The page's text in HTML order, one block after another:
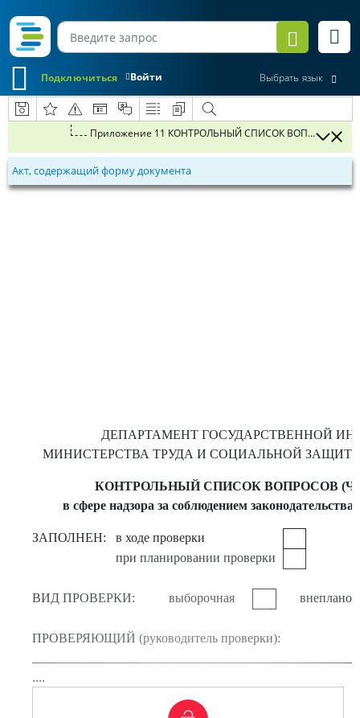
Войти
Подключиться Выбрать язык
Акт, содержащий форму документа
ДЕПАРТАМЕНТ ГОСУДАРСТВЕННОЙ
МИНИСТЕРСТВА ТРУДА И СОЦИАЛЬНОЙ
КОНТРОЛЬНЫЙ СПИСОК ВОПРОСОВ
в сфере надзора за соблюдением законодательства
ЗАПОЛНЕН:
в ходе проверки
при планировании проверки
ВИД ПРОВЕРКИ: выборочная
ПРОВЕРЯЮЩИЙ (руководитель проверки):
....